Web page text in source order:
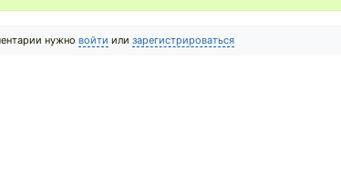
нужно войти или зарегистрироваться